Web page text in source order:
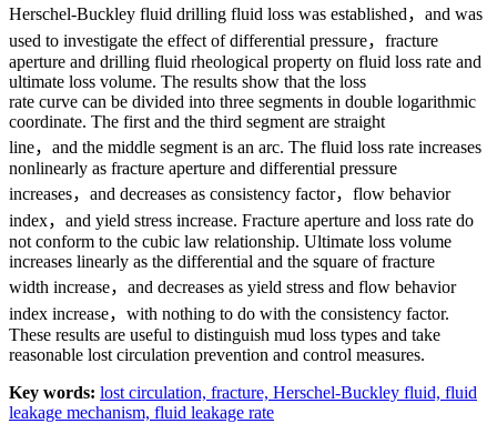
Herschel-Buckley fluid drilling fluid loss was established，and was
used to investigate the effect of differential pressure，fracture
aperture and drilling fluid rheological property on fluid loss rate and
ultimate loss volume. The results show that the loss
rate curve can be divided into three segments in double logarithmic
coordinate. The first and the third segment are straight
line，and the middle segment is an arc. The fluid loss rate increases
nonlinearly as fracture aperture and differential pressure
increases，and decreases as consistency factor，flow behavior
index，and yield stress increase. Fracture aperture and loss rate do
not conform to the cubic law relationship. Ultimate loss volume
increases linearly as the differential and the square of fracture
width increase，and decreases as yield stress and flow behavior
index increase，with nothing to do with the consistency factor.
These results are useful to distinguish mud loss types and take
reasonable lost circulation prevention and control measures.
Key words: lost circulation, fracture, Herschel-Buckley fluid, fluid
leakage mechanism, fluid leakage rate